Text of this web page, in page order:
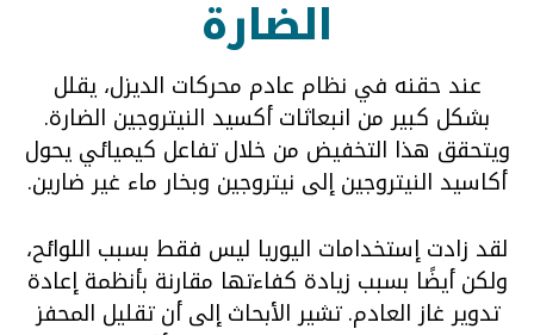
الضارة
عند حقنه في نظام عادم محركات الديزل، يقلل
بشكل كبير من انبعاثات أكسيد النيتروجين الضارة.
ويتحقق هذا التخفيض من خلال تفاعل كيميائي يحول
أكاسيد النيتروجين إلى نيتروجين وبخار ماء غير ضارين.
لقد زادت إستخدامات اليوريا ليس فقط بسبب اللوائح،
ولكن أيضًا بسبب زيادة كفاءتها مقارنة بأنظمة إعادة
تدوير غاز العادم. تشير الأبحاث إلى أن تقليل المحفز